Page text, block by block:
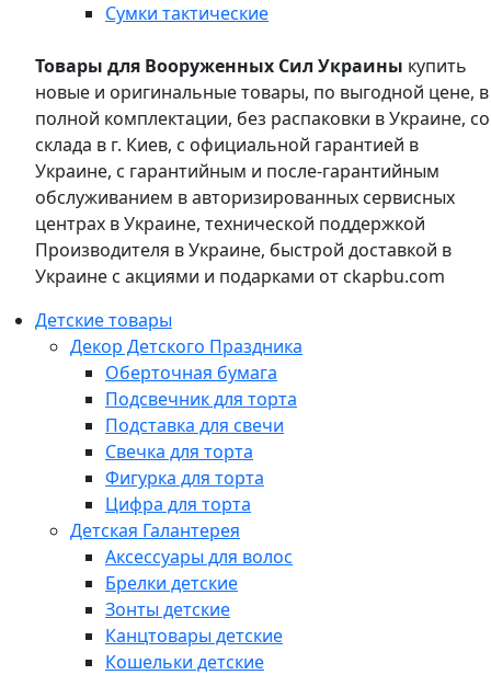
Сумки тактические
Товары для Вооруженных Сил Украины купить
новые и оригинальные товары, по выгодной цене, в
полной комплектации, без распаковки в Украине, со
склада в г. Киев, с официальной гарантией в
Украине, с гарантийным и после-гарантийным
обслуживанием в авторизированных сервисных
центрах в Украине, технической поддержкой
Производителя в Украине, быстрой доставкой в
Украине с акциями и подарками от ckapbu.com
Детские товары
Декор Детского Праздника
Оберточная бумага
Подсвечник для торта
Подставка для свечи
Свечка для торта
Фигурка для торта
Цифра для торта
Детская Галантерея
Аксессуары для волос
Брелки детские
Зонты детские
Канцтовары детские
Кошельки детские